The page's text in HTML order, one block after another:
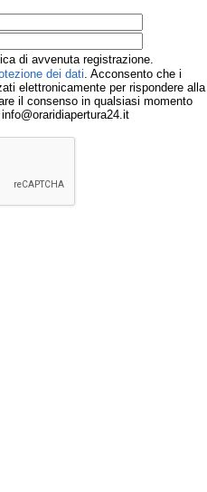
di avvenuta registrazione.
dei dati. Acconsento che i
elettronicamente per rispondere alla
il consenso in qualsiasi momento